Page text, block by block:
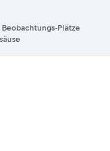
Plätze